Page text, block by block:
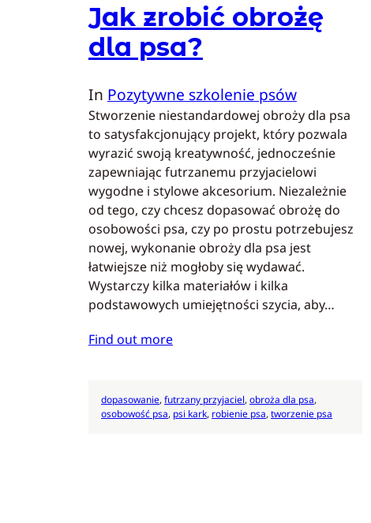
Jak zrobić obrożę
dla psa?
In Pozytywne szkolenie psów
Stworzenie niestandardowej obroży dla psa
to satysfakcjonujący projekt, który pozwala
wyrazić swoją kreatywność, jednocześnie
zapewniając futrzanemu przyjacielowi
wygodne i stylowe akcesorium. Niezależnie
od tego, czy chcesz dopasować obrożę do
osobowości psa, czy po prostu potrzebujesz
nowej, wykonanie obroży dla psa jest
łatwiejsze niż mogłoby się wydawać.
Wystarczy kilka materiałów i kilka
podstawowych umiejętności szycia, aby…
Find out more
dopasowanie, futrzany przyjaciel, obroża dla psa
osobowość psa, psi kark, robienie psa, tworzenie psa